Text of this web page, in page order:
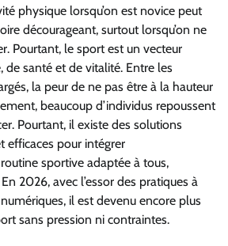
physique lorsqu’on est novice peut
décourageant, surtout lorsqu’on ne
Pourtant, le sport est un vecteur
de santé et de vitalité. Entre les
la peur de ne pas être à la hauteur
beaucoup d’individus repoussent
Pourtant, il existe des solutions
efficaces pour intégrer
sportive adaptée à tous,
2026, avec l’essor des pratiques à
il est devenu encore plus
sans pression ni contraintes.